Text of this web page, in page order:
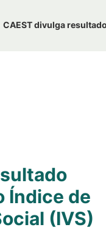
CAEST divulga
Índice de
(IVS)